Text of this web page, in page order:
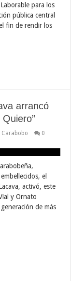
para los
pública central
fin de rendir los
arrancó
Carabobo
0
el
activó, este
y Ornato
de más